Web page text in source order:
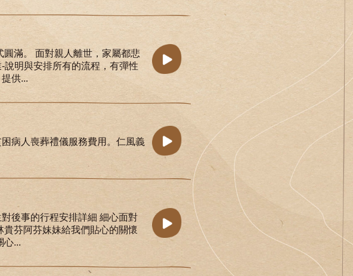
滿。 面對親人離世，家屬都悲
明與安排所有的流程，有彈性
供...
病人喪葬禮儀服務費用。仁風義
後事的行程安排詳細 細心面對
芬阿芬妹妹給我們貼心的關懷
心...